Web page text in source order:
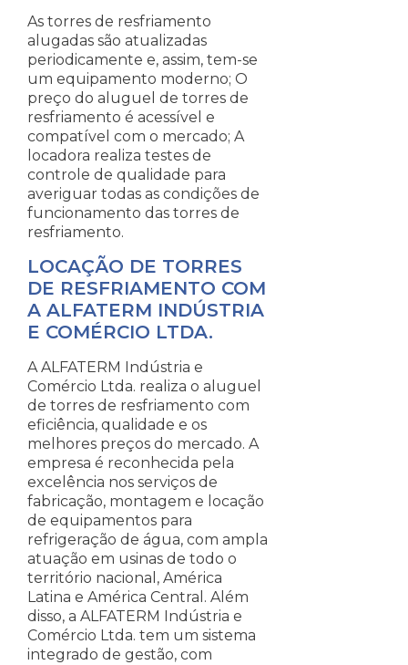
As torres de resfriamento
alugadas são atualizadas
periodicamente e, assim, tem-se
um equipamento moderno; O
preço do aluguel de torres de
resfriamento é acessível e
compatível com o mercado; A
locadora realiza testes de
controle de qualidade para
averiguar todas as condições de
funcionamento das torres de
resfriamento.
LOCAÇÃO DE TORRES
DE RESFRIAMENTO COM
A ALFATERM INDÚSTRIA
E COMÉRCIO LTDA.
A ALFATERM Indústria e
Comércio Ltda. realiza o aluguel
de torres de resfriamento com
eficiência, qualidade e os
melhores preços do mercado. A
empresa é reconhecida pela
excelência nos serviços de
fabricação, montagem e locação
de equipamentos para
refrigeração de água, com ampla
atuação em usinas de todo o
território nacional, América
Latina e América Central. Além
disso, a ALFATERM Indústria e
Comércio Ltda. tem um sistema
integrado de gestão, com